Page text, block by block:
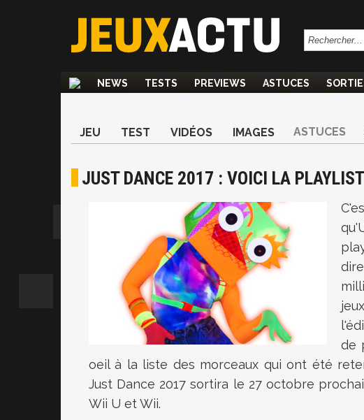
NEWS TESTS PREVIEWS ASTUCES
JEU TEST VIDÉOS IMAGES ASTUCES
JUST DANCE 2017 : VOICI LA
de
oeil à la liste des morceaux qui ont été
Just Dance 2017 sortira le 27 octobre
Wii U et Wii.